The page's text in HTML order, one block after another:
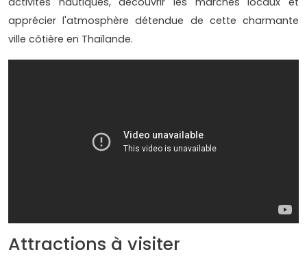
apprécier l'atmosphère détendue de cette charmante
ville côtière en Thaïlande.
Attractions à visiter